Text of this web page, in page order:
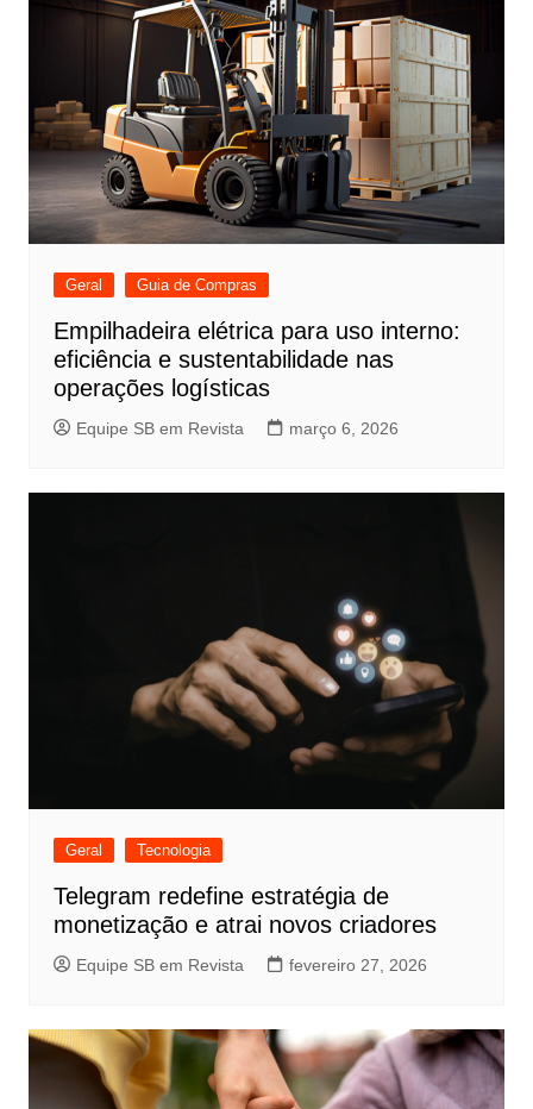
Geral Guia de Compras
Empilhadeira elétrica para uso interno:
eficiência e sustentabilidade nas
operações logísticas
Equipe SB em Revista março 6, 2026
Geral Tecnologia
Telegram redefine estratégia de
monetização e atrai novos criadores
Equipe SB em Revista fevereiro 27, 2026